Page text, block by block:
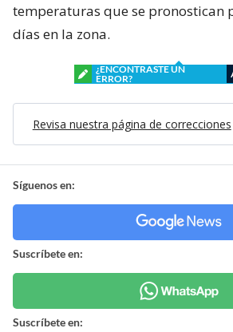
temperaturas que se pronostican
días en la zona.
¿ENCONTRASTE UN
ERROR?
Revisa nuestra página de correcciones
Síguenos en:
Suscríbete en:
Suscríbete en: